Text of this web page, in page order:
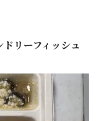
リーフィッシュ